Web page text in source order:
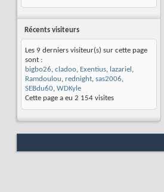
Récents visiteurs
Les 9 derniers visiteur(s) sur cette page
sont :
bigbo26, cladoo, Exentius, lazariel ,
Ramdoulou, rednight, sas2006,
SEBdu60, WDKyle
Cette page a eu 2 154 visites